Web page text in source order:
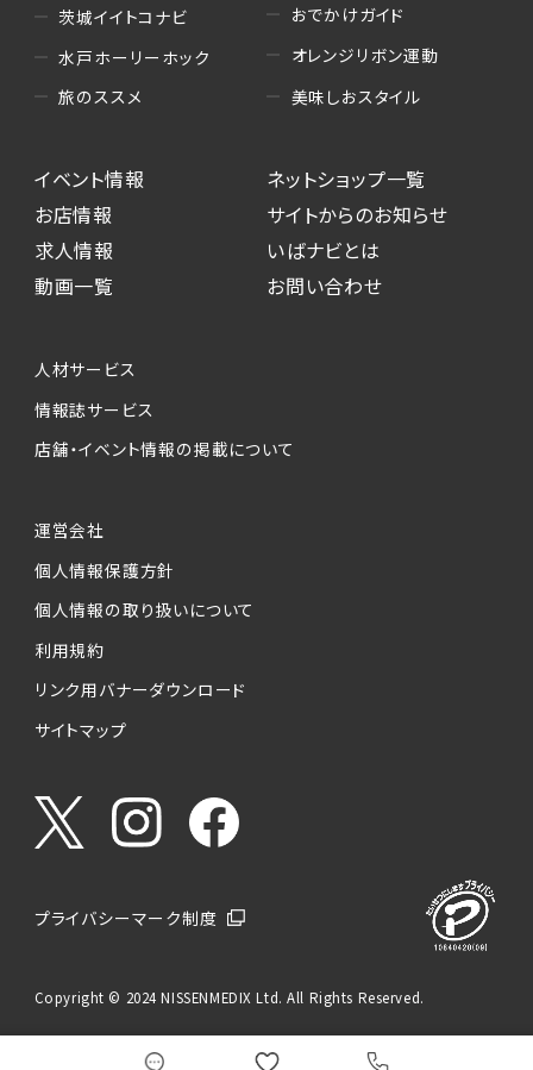
茨城イイトコナビ
水戸ホーリーホック
旅のススメ
おでかけガイド
オレンジリボン運動
美味しおスタイル
イベント情報
お店情報
求人情報
動画一覧
ネットショップ一覧
サイトからのお知らせ
いばナビとは
お問い合わせ
人材サービス
情報誌サービス
店舗・イベント情報の掲載について
運営会社
個人情報保護方針
個人情報の取り扱いについて
利用規約
リンク用バナーダウンロード
サイトマップ
プライバシーマーク制度
Copyright © 2024 NISSENMEDIX Ltd. All Rights Reserved.